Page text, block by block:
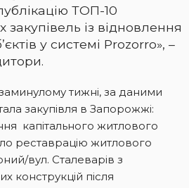
ТОП-10
із відновлення
у системі Prozorro», –
тижні, за даними
закупівля в Запорожжі:
капітального житлового
реставрацію житлового
вул. Сталеварів з
конструкцій після